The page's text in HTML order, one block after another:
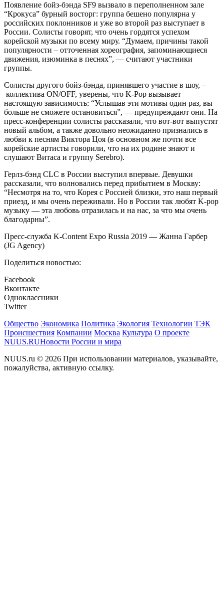
Появление бойз-бэнда SF9 вызвало в переполненном зале
“Крокуса” бурный восторг: группа бешено популярна у
российских поклонников и уже во второй раз выступает в
России. Солисты говорят, что очень гордятся успехом
корейской музыки по всему миру. “Думаем, причины такой
популярности – отточенная хореография, запоминающиеся
движения, изюминка в песнях”, — считают участники
группы.
Солисты другого бойз-бэнда, принявшего участие в шоу, –
коллектива ON/OFF, уверены, что K-Pop вызывает
настоящую зависимость: “Услышав эти мотивы один раз, вы
больше не сможете остановиться”, — предупреждают они. На
пресс-конференции солисты рассказали, что вот-вот выпустят
новый альбом, а также довольно неожиданно признались в
любви к песням Виктора Цоя (в основном же почти все
корейские артисты говорили, что на их родине знают и
слушают Витаса и группу Serebro).
Герлз-бэнд CLC в России выступил впервые. Девушки
рассказали, что волновались перед прибытием в Москву:
“Несмотря на то, что Корея с Россией близки, это наш первый
приезд, и мы очень переживали. Но в России так любят K-pop
музыку — эта любовь отразилась и на нас, за что мы очень
благодарны”.
Пресс-служба K-Content Expo Russia 2019 — Жанна Гарбер
(JG Agency)
Поделиться новостью:
Facebook
Вконтакте
Одноклассники
Twitter
Общество Экономика Политика Экология Технологии ТЭК
Происшествия Компании Москва Культура О проекте
NUUS.RUНовости России и мира
NUUS.ru © 2026 При использовании материалов, указывайте,
пожалуйства, активную ссылку.